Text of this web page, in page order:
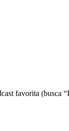
favorita (busca